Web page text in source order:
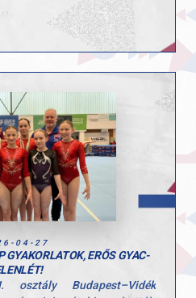
04-27
GYAKORLATOK, ERŐS GYAC-
Budapest–Vidék